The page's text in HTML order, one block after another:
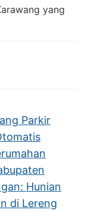
yang
Parkir
Hunian
di Lereng